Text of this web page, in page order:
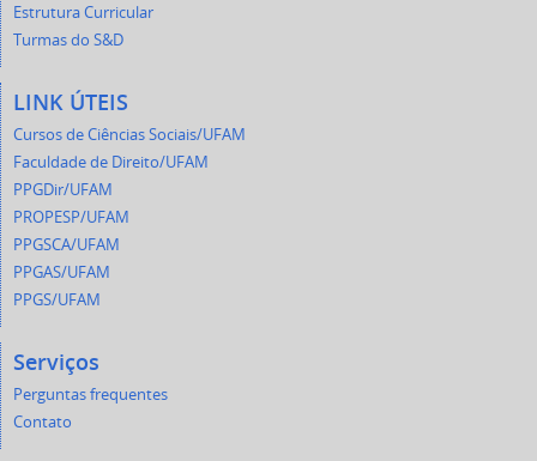
Estrutura Curricular
Turmas do S&D
LINK ÚTEIS
Cursos de Ciências Sociais/UFAM
Faculdade de Direito/UFAM
PPGDir/UFAM
PROPESP/UFAM
PPGSCA/UFAM
PPGAS/UFAM
PPGS/UFAM
Serviços
Perguntas frequentes
Contato